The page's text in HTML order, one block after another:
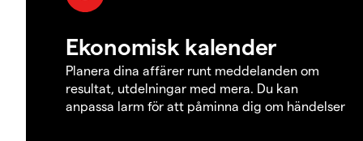
Ekonomisk kalender
Planera dina affärer runt meddelanden om
resultat, utdelningar med mera. Du kan
anpassa larm för att påminna dig om händelser